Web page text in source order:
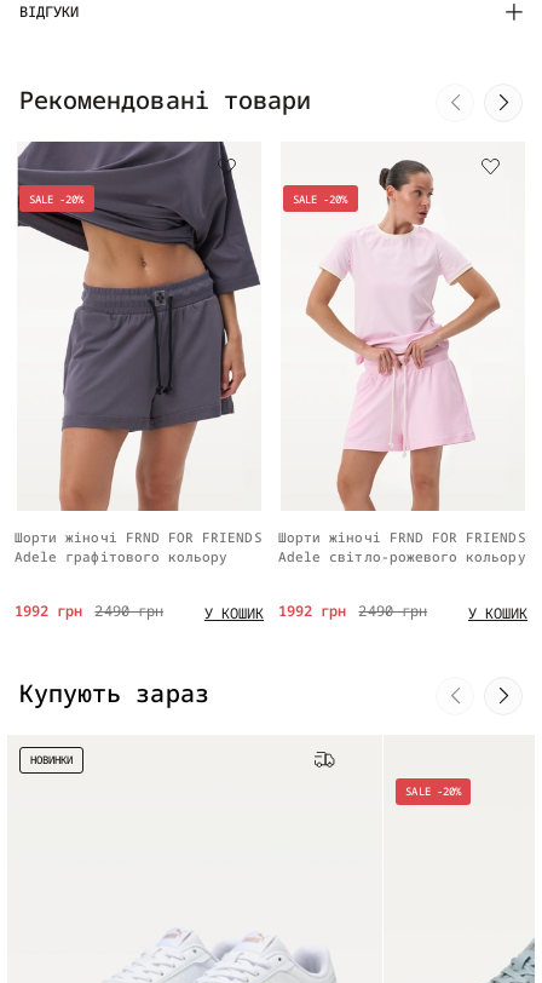
ВІДГУКИ
Рекомендовані товари
SALE -20%
Шорти жіночі FRND FOR FRIENDS
Adele графітового кольору
2490 грн
1992 грн У КОШИК
SALE -20%
Шорти жіночі FRND FOR FRIENDS
Adele світло-рожевого кольору
2490 грн
1992 грн У КОШИК
Купують зараз
НОВИНКИ
SALE -20%